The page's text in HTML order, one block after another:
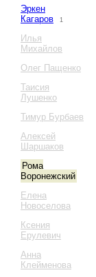
Эркен
Кагаров
1
Илья
Михайлов
Олег Пащенко
Таисия
Лушенко
Тимур Бурбаев
Алексей
Шаршаков
Рома
Воронежский
Елена
Новоселова
Ксения
Ерулевич
Анна
Клейменова